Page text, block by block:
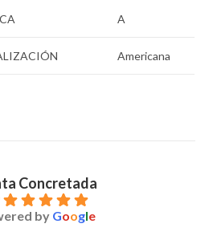
A
Americana
Concretada
by Google